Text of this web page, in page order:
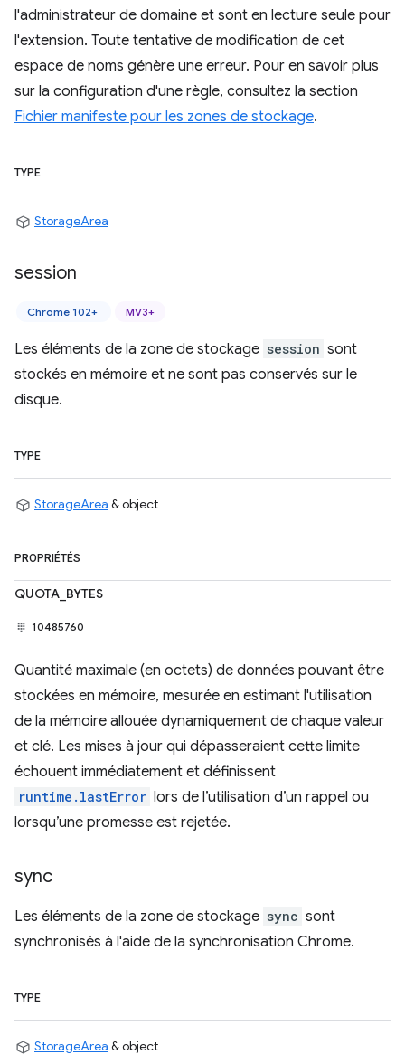
l'administrateur de domaine et sont en lecture seule pour
l'extension. Toute tentative de modification de cet
espace de noms génère une erreur. Pour en savoir plus
sur la configuration d'une règle, consultez la section
Fichier manifeste pour les zones de stockage.
TYPE
StorageArea
session
Chrome 102+ MV3+
Les éléments de la zone de stockage session sont
stockés en mémoire et ne sont pas conservés sur le
disque.
TYPE
StorageArea & object
PROPRIÉTÉS
QUOTA_BYTES
10485760
Quantité maximale (en octets) de données pouvant être
stockées en mémoire, mesurée en estimant l'utilisation
de la mémoire allouée dynamiquement de chaque valeur
et clé. Les mises à jour qui dépasseraient cette limite
échouent immédiatement et définissent
runtime.lastError lors de l’utilisation d’un rappel ou
lorsqu’une promesse est rejetée.
sync
Les éléments de la zone de stockage sync sont
synchronisés à l'aide de la synchronisation Chrome.
TYPE
StorageArea & object